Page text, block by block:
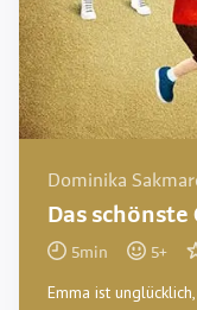
Dominika
Das schönste
5min 5+
Emma ist